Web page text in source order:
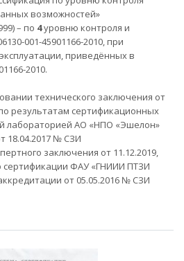
возможностей»
– по 4уровню контроля и
001-45901166-2010, при
приведённых в
2010.
технического заключения от
результатам сертификационных
лабораторией АО «НПО «Эшелон»
18.04.2017 № СЗИ
заключения от 11.12.2019,
сертификации ФАУ «ГНИИИ ПТЗИ
от 05.05.2016 № СЗИ